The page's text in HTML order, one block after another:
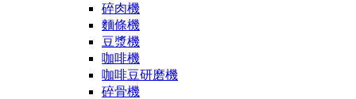
碎肉機
麵條機
豆漿機
咖啡機
咖啡豆研磨機
碎骨機